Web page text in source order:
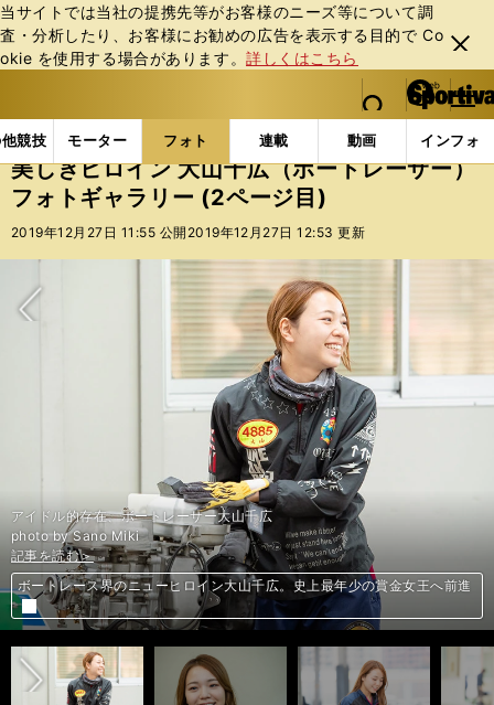
当サイトでは当社の提携先等がお客様のニーズ等について調
査・分析したり、お客様にお勧めの広告を表⽰する⽬的で Co
okie を使⽤する場合があります。詳しくはこちら
閉じ
る
web Sportiva (webスポルティーバ)
検索
マイペ
ー
ジ
メニュ
競技 モーター フォト 連載 動画 インフォ
b
ス
ポ
ル
バ
フォトギャラリー スポーツビーナスギャラリー 美
美しきヒロイン 大山千広（ボートレーサー）
フォトギャラリー (2ページ目)
2019年12月27日 11:55 公開 2019年12月27日 12:53 更新
記事を読む＞
ボートレース界のニューヒロイン大山千広。史上最年少の賞金女王へ前進
アイドル的存在、ボートレーサー大山千広
photo by Sano Miki
記事を読む＞
ボートレース界のニューヒロイン大山千広。史上最年少の賞金女王へ前進
記事を読む＞
ボートレース界のニューヒロイン大山千広。史上最年少の賞金女王へ前進
記事を読む＞
ボートレース界のニューヒロイン大山千広。史上最年少の賞金女王へ前進
記事を読む＞
ボートレース界のニューヒロイン大山千広。史上最年少の賞金女王へ前進
前へ